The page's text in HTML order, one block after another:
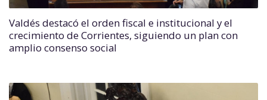
Valdés destacó el orden fiscal e institucional y el
crecimiento de Corrientes, siguiendo un plan con
amplio consenso social